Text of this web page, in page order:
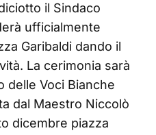
il Sindaco
ufficialmente
Garibaldi dando il
La cerimonia sarà
delle Voci Bianche
dal Maestro Niccolò
dicembre piazza